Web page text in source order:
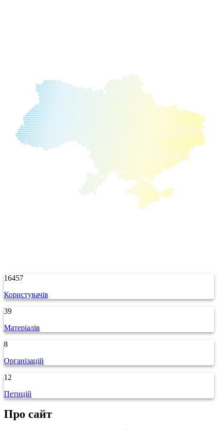
16457
Користувачів
39
Матеріалів
8
Організацій
12
Петицій
Про сайт